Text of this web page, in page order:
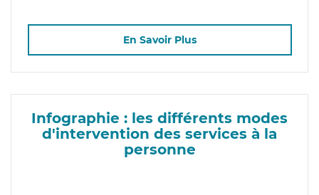
En Savoir Plus
Infographie : les différents modes
d'intervention des services à la
personne